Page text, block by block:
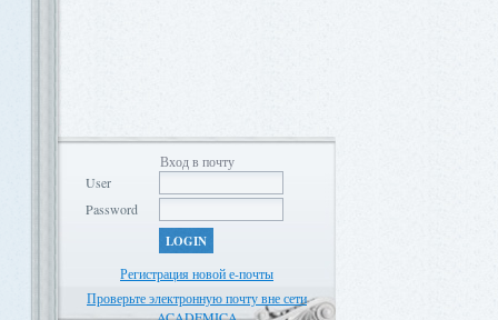
Вход в почту
User
Password
LOGIN
Регистрация новой е-почты
Проверьте электронную почту вне сети